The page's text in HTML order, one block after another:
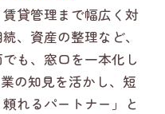
貸管理まで幅広く対
、資産の整理など、
も、窓口を一本化し
の知見を活かし、短
れるパートナー」と